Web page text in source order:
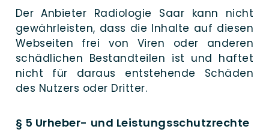
Der Anbie­ter Radio­lo­gie Saar kann nicht
gewähr­leisten, dass die Inhal­te auf die­sen
Web­seiten frei von Viren oder ande­ren
schäd­li­chen Be­stand­teilen ist und haf­tet
nicht für dar­aus ent­stehende Schä­den
des Nut­zers oder Dritter.
§ 5 Urheber- und Leistungsschutzrechte